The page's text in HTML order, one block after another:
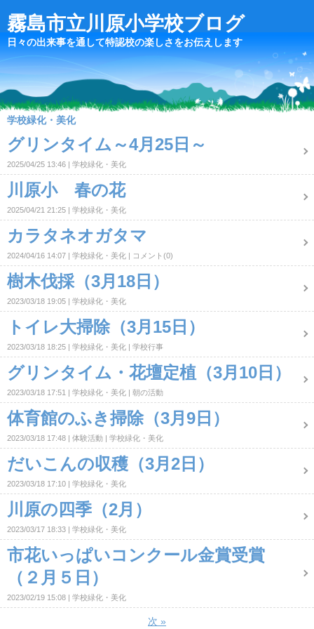
霧島市立川原小学校ブログ
日々の出来事を通して特認校の楽しさをお伝えします
学校緑化・美化
グリンタイム～4月25日～
2025/04/25 13:46 学校緑化・美化
川原小 春の花
2025/04/21 21:25 学校緑化・美化
カラタネオガタマ
2024/04/16 14:07 学校緑化・美化 コメント(0)
樹木伐採（3月18日）
2023/03/18 19:05 学校緑化・美化
トイレ大掃除（3月15日）
2023/03/18 18:25 学校緑化・美化 学校行事
グリンタイム・花壇定植（3月10日）
2023/03/18 17:51 学校緑化・美化 朝の活動
体育館のふき掃除（3月9日）
2023/03/18 17:48 体験活動 学校緑化・美化
だいこんの収穫（3月2日）
2023/03/18 17:10 学校緑化・美化
川原の四季（2月）
2023/03/17 18:33 学校緑化・美化
市花いっぱいコンクール金賞受賞
（２月５日）
2023/02/19 15:08 学校緑化・美化
次 »